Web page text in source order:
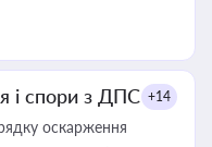
і спори з ДПС +14
оскарження